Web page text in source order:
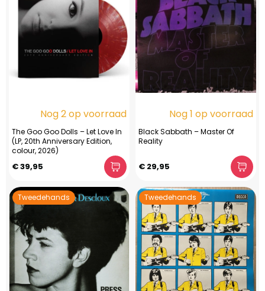
Nog 2 op voorraad
The Goo Goo Dolls – Let Love In
(LP, 20th Anniversary Edition,
colour, 2026)
€ 39,95
Nog 1 op voorraad
Black Sabbath – Master Of
Reality
€ 29,95
Tweedehands Tweedehands